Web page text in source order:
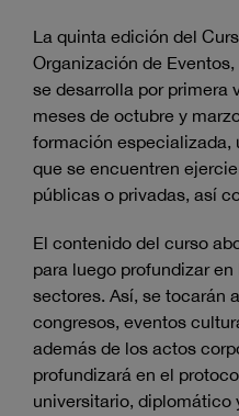
La quinta edición del
Organización de
se desarrolla por primera
meses de octubre y
formación especializada,
que se encuentren
públicas o privadas, así
El contenido del curso
para luego profundizar
sectores. Así, se tocarán
congresos, eventos
además de los actos
profundizará en el
universitario, diplomático